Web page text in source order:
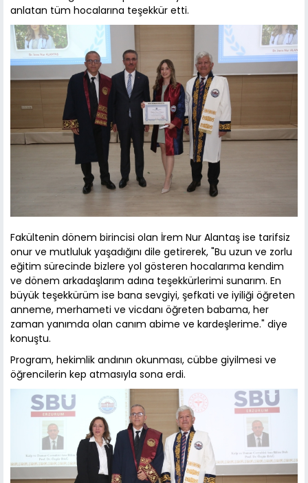
anlatan tüm hocalarına teşekkür etti.
Fakültenin dönem birincisi olan İrem Nur Alantaş ise tarifsiz
onur ve mutluluk yaşadığını dile getirerek, "Bu uzun ve zorlu
eğitim sürecinde bizlere yol gösteren hocalarıma kendim
ve dönem arkadaşlarım adına teşekkürlerimi sunarım. En
büyük teşekkürüm ise bana sevgiyi, şefkati ve iyiliği öğreten
anneme, merhameti ve vicdanı öğreten babama, her
zaman yanımda olan canım abime ve kardeşlerime." diye
konuştu.
Program, hekimlik andının okunması, cübbe giyilmesi ve
öğrencilerin kep atmasıyla sona erdi.